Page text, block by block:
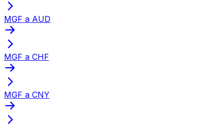
MGF a AUD
MGF a CHF
MGF a CNY